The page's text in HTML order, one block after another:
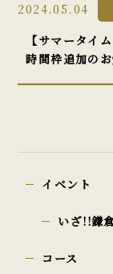
2024.05.04
【サマータイ
時間枠追加の
イベント
いざ!!鎌
コース